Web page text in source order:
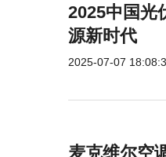
​2025中国光
源新时代
2025-07-07
麦克维尔空